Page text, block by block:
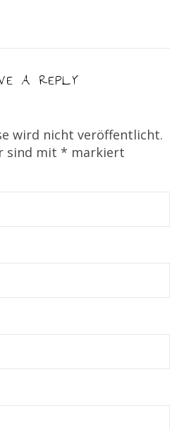
A REPLY
wird nicht veröffentlicht.
sind mit * markiert